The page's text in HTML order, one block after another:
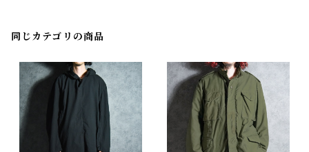
同じカテゴリの商品